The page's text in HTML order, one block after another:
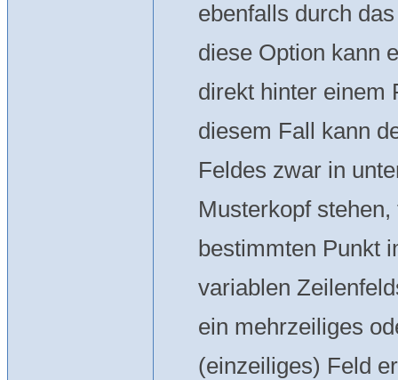
ebenfalls durch
diese Option kann
direkt hinter einem
diesem Fall kann
Feldes zwar in
Musterkopf
bestimmten Punkt
variablen
ein mehrzeiliges
(einzeiliges) Feld